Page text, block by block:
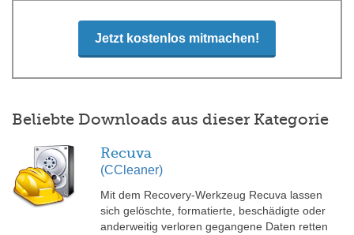
Jetzt kostenlos mitmachen!
Beliebte Downloads aus dieser Kategorie
Recuva
(CCleaner)
Mit dem Recovery-Werkzeug Recuva lassen
sich gelöschte, formatierte, beschädigte oder
anderweitig verloren gegangene Daten retten